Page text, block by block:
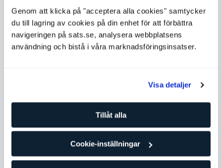
Genom att klicka på "acceptera alla cookies" samtycker
du till lagring av cookies på din enhet för att förbättra
navigeringen på sats.se, analysera webbplatsens
användning och bistå i våra marknadsföringsinsatser.
Visa detaljer
Tillåt alla
Cookie-inställningar
Samarbetspartners
Ansvar och policy